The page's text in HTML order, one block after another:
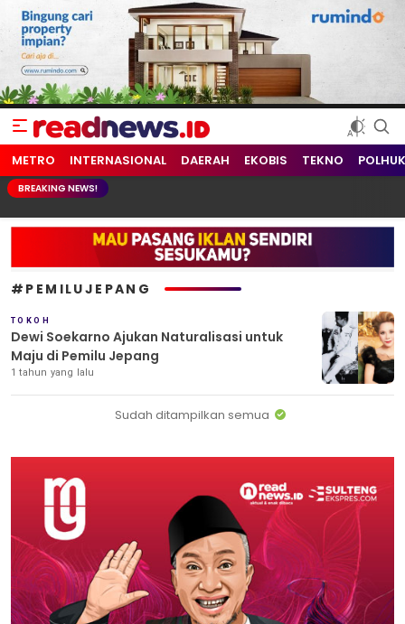
readnews.id
Berita Terkini, Update Terbaru Hari ini dari Indonesia dan Dunia
METRO INTERNASIONAL DAERAH EKOBIS TEKNO
BREAKING NEWS!
#PEMILUJEPANG
TOKOH
Dewi Soekarno Ajukan Naturalisasi untuk
Maju di Pemilu Jepang
1 tahun yang lalu
Sudah ditampilkan semua